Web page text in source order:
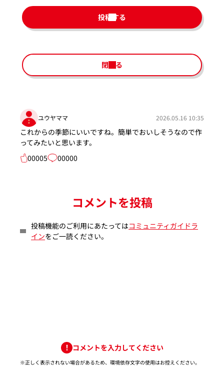
投稿する
閉じる
ユウヤママ 2026.05.16 10:35
これからの季節にいいですね。簡単でおいしそうなので作
ってみたいと思います。
00005
00000
コメントを投稿
投稿機能のご利用にあたってはコミュニティガイドラ
インをご一読ください。
コメントを入力してください
※正しく表示されない場合があるため、環境依存文字の使用はお控えください。​